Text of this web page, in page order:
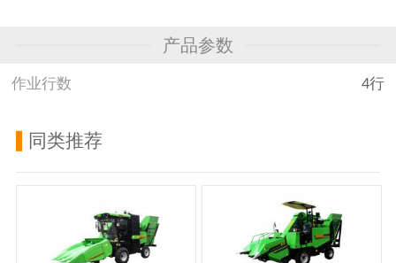
产品参数
作业行数 4行
同类推荐